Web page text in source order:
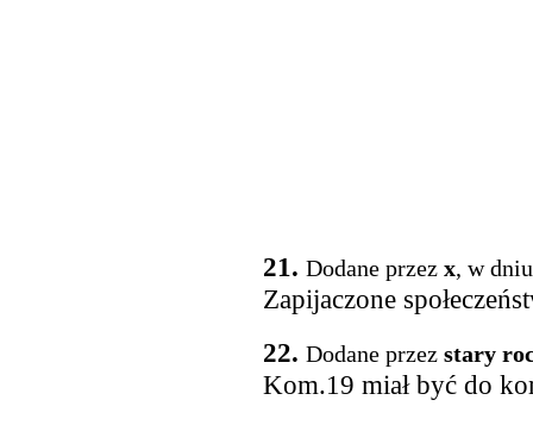
21. Dodane przez x, w
Zapijaczone
22. Dodane przez stary
Kom.19 miał być do